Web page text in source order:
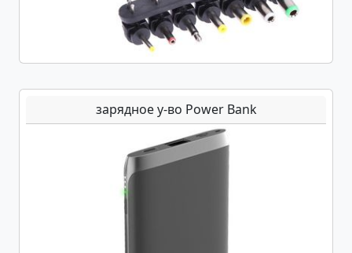
зарядное у-во Power Bank